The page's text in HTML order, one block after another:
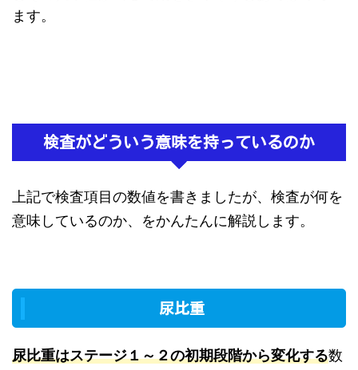
ます。
検査がどういう意味を持っているのか
上記で検査項目の数値を書きましたが、検査が何を
意味しているのか、をかんたんに解説します。
尿比重
尿比重はステージ１～２の初期段階から変化する数